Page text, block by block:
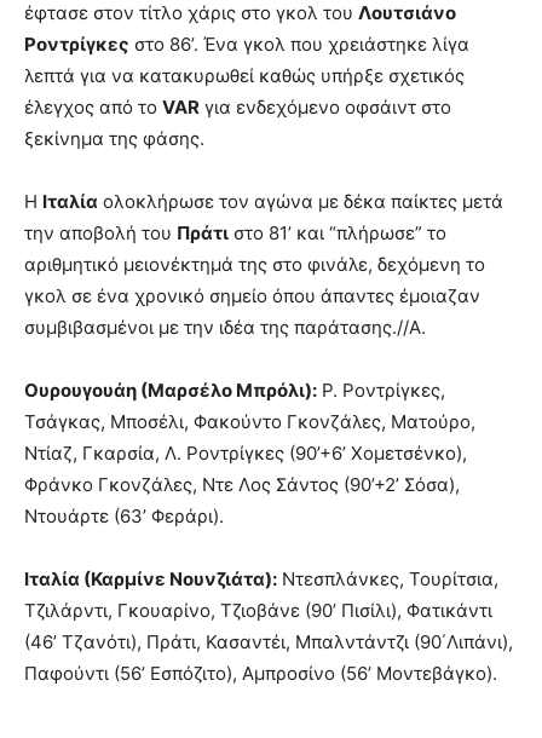
έφτασε στον τίτλο χάρις στο γκολ του Λουτσιάνο
Ροντρίγκες στο 86’. Ένα γκολ που χρειάστηκε λίγα
λεπτά για να κατακυρωθεί καθώς υπήρξε σχετικός
έλεγχος από το VAR για ενδεχόμενο οφσάιντ στο
ξεκίνημα της φάσης.
Η Ιταλία ολοκλήρωσε τον αγώνα με δέκα παίκτες μετά
την αποβολή του Πράτι στο 81’ και “πλήρωσε” το
αριθμητικό μειονέκτημά της στο φινάλε, δεχόμενη το
γκολ σε ένα χρονικό σημείο όπου άπαντες έμοιαζαν
συμβιβασμένοι με την ιδέα της παράτασης.//Α.
Ουρουγουάη (Μαρσέλο Μπρόλι): Ρ. Ροντρίγκες,
Τσάγκας, Μποσέλι, Φακούντο Γκονζάλες, Ματούρο,
Ντίαζ, Γκαρσία, Λ. Ροντρίγκες (90’+6’ Χομετσένκο),
Φράνκο Γκονζάλες, Ντε Λος Σάντος (90’+2’ Σόσα),
Ντουάρτε (63’ Φεράρι).
Ιταλία (Καρμίνε Νουνζιάτα): Ντεσπλάνκες, Τουρίτσια,
Τζιλάρντι, Γκουαρίνο, Τζιοβάνε (90’ Πισίλι), Φατικάντι
(46’ Τζανότι), Πράτι, Κασαντέι, Μπαλντάντζι (90΄Λιπάνι),
Παφούντι (56’ Εσπόζιτο), Αμπροσίνο (56’ Μοντεβάγκο).